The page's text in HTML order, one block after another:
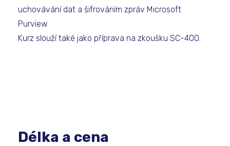
uchovávání dat a šifrováním zpráv Microsoft
Purview.
Kurz slouží také jako příprava na zkoušku SC-400.
Délka a cena